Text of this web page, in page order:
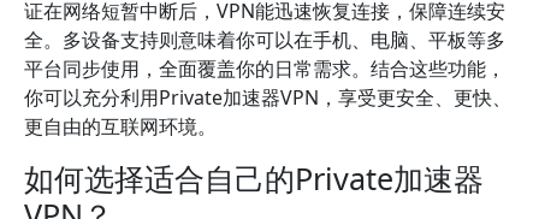
证在网络短暂中断后，VPN能迅速恢复连接，保障连续安
全。多设备支持则意味着你可以在手机、电脑、平板等多
平台同步使用，全面覆盖你的日常需求。结合这些功能，
你可以充分利用Private加速器VPN，享受更安全、更快、
更自由的互联网环境。
如何选择适合自己的Private加速器